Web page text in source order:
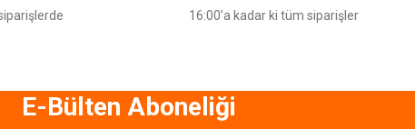
16:00’a kadar ki tüm siparişler
E-Bülten Aboneliği